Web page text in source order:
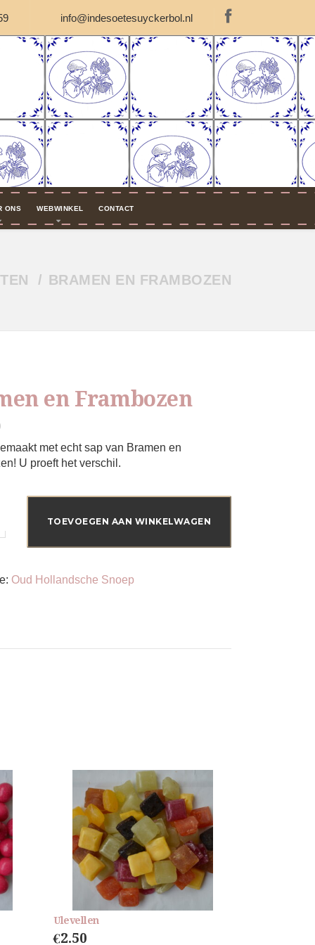
info@indesoetesuyckerbol.nl
ONS WEBWINKEL CONTACT
BRAMEN EN FRAMBOZEN
en Frambozen
met echt sap van Bramen en
U proeft het verschil.
TOEVOEGEN AAN WINKELWAGEN
Oud Hollandsche Snoep
Ulevellen
€2.50